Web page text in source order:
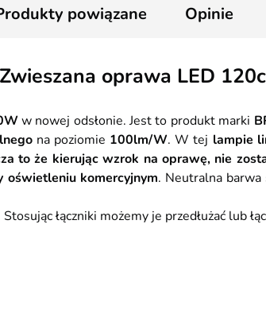
powiązane Opinie
Zwieszana oprawa LED
w nowej odsłonie. Jest to produkt marki
na poziomie 100lm/W. W tej lampie
to że kierując wzrok na oprawę, nie
oświetleniu komercyjnym. Neutralna
Stosując łączniki możemy je przedłużać lub